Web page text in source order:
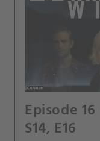
Episode
S14, E16